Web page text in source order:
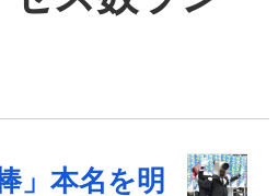
」本名を明